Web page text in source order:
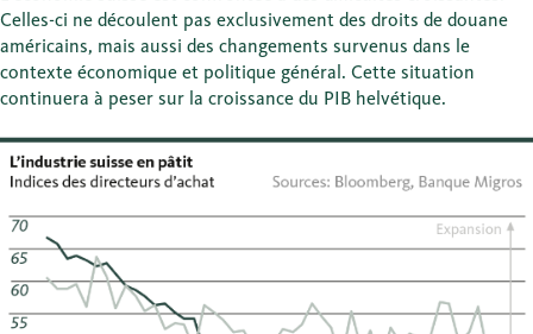
Celles-ci ne découlent pas exclusivement des droits de douane
américains, mais aussi des changements survenus dans le
contexte économique et politique général. Cette situation
continuera à peser sur la croissance du PIB helvétique.